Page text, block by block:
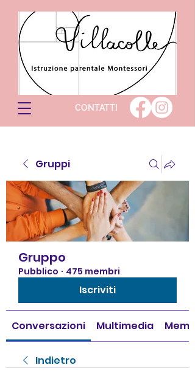
CONTATTI
Gruppi
Gruppo
Pubblico · 475 membri
Iscriviti
Conversazioni Multimedia
Indietro